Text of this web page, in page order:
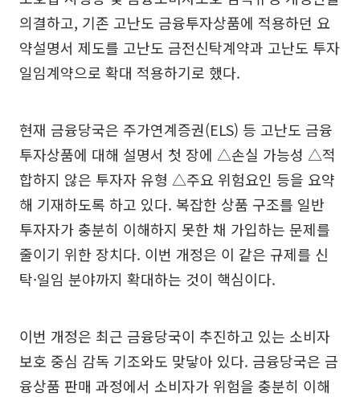
의결하고, 기존 고난도 금융투자상품에 적용하던 요
약설명서 제도를 고난도 금전신탁계약과 고난도 투자
일임계약으로 확대 적용하기로 했다.
현재 금융당국은 주가연계증권(ELS) 등 고난도 금융
투자상품에 대해 설명서 첫 장에 △손실 가능성 △적
합하지 않은 투자자 유형 △주요 위험요인 등을 요약
해 기재하도록 하고 있다. 복잡한 상품 구조를 일반
투자자가 충분히 이해하지 못한 채 가입하는 문제를
줄이기 위한 장치다. 이번 개정은 이 같은 규제를 신
탁·일임 분야까지 확대하는 것이 핵심이다.
이번 개정은 최근 금융당국이 추진하고 있는 소비자
보호 중심 감독 기조와도 맞닿아 있다. 금융당국은 금
융상품 판매 과정에서 소비자가 위험을 충분히 이해